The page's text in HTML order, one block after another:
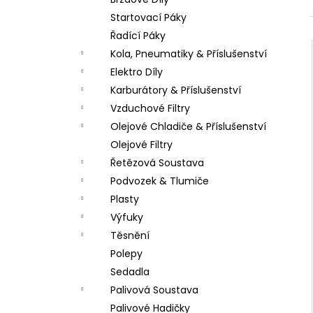
Startovací Páky
Řadící Páky
Kola, Pneumatiky & Příslušenství
Elektro Díly
Karburátory & Příslušenství
Vzduchové Filtry
Olejové Chladiče & Příslušenství
Olejové Filtry
Řetězová Soustava
Podvozek & Tlumiče
Plasty
Výfuky
Těsnění
Polepy
Sedadla
Palivová Soustava
Palivové Hadičky
PITBIKE DUŠE PŘEDNÍ 14 PALCŮ
200 Kč